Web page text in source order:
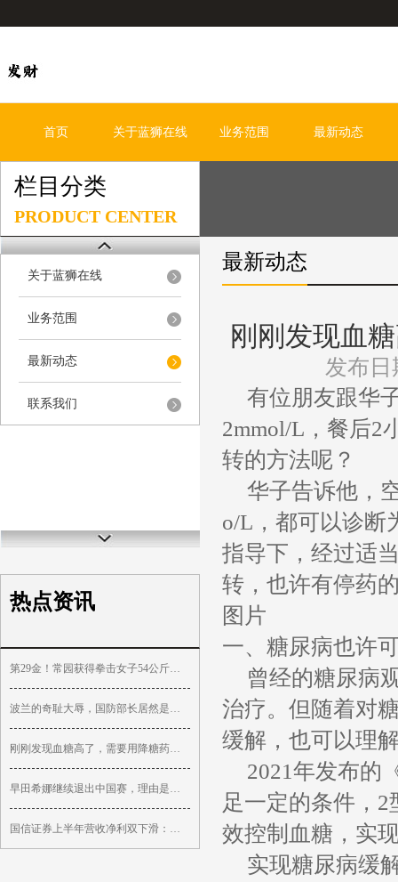
首页 关于蓝狮在线 业务范围 最新动态
栏目分类
PRODUCT CENTER
关于蓝狮在线
业务范围
最新动态
联系我们
热点资讯
第29金！常园获得拳击女子54公斤级金牌
波兰的奇耻大辱，国防部长居然是苏联人
刚刚发现血糖高了，需要用降糖药吗，能不能逆转？
早田希娜继续退出中国赛，理由是伤病复发，真实情况都清楚
国信证券上半年营收净利双下滑：员工人数减少5%
最新动态
刚刚发现血
发布日
有位朋友跟华
2mmol/L，餐后2
转的方法呢？
华子告诉他，
o/L，都可以诊断
指导下，经过适
转，也许有停药
图片
一、糖尿病也许
曾经的糖尿病
治疗。但随着对
缓解，也可以理
2021年发布的
足一定的条件，
效控制血糖，实
实现糖尿病缓